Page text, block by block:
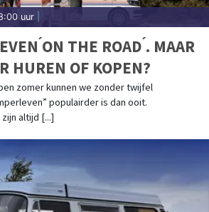
uur
́ON THE ROAD ́. MAAR
HUREN OF KOPEN?
zomer kunnen we zonder twijfel
populairder is dan ooit.
altijd [...]